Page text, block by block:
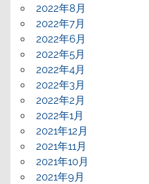
2022年8月
2022年7月
2022年6月
2022年5月
2022年4月
2022年3月
2022年2月
2022年1月
2021年12月
2021年11月
2021年10月
2021年9月